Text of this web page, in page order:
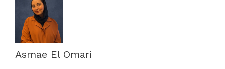
Asmae El Omari